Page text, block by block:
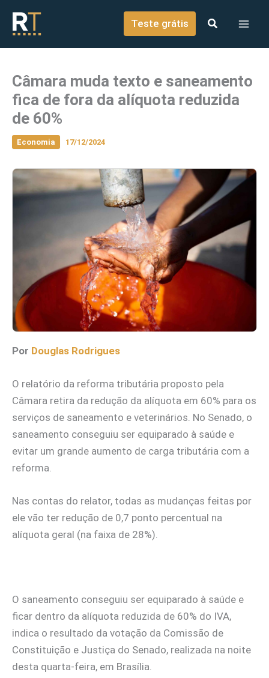
conteúdo
Teste grátis
Câmara muda texto e saneamento
fica de fora da alíquota reduzida
de 60%
Economia 17/12/2024
Por Douglas Rodrigues
O relatório da reforma tributária proposto pela
Câmara retira da redução da alíquota em 60% para os
serviços de saneamento e veterinários. No Senado, o
saneamento conseguiu ser equiparado à saúde e
evitar um grande aumento de carga tributária com a
reforma.
Nas contas do relator, todas as mudanças feitas por
ele vão ter redução de 0,7 ponto percentual na
alíquota geral (na faixa de 28%).
O saneamento conseguiu ser equiparado à saúde e
ficar dentro da alíquota reduzida de 60% do IVA,
indica o resultado da votação da Comissão de
Constituição e Justiça do Senado, realizada na noite
desta quarta-feira, em Brasília.